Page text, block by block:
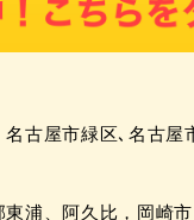
古屋市緑区､ 名古屋
浦、 阿久比， 岡崎